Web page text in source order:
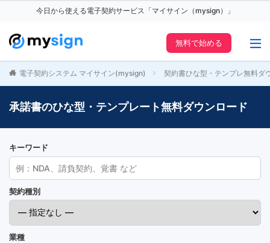
今日から使える電子契約サービス「マイサイン（mysign）」
無料で始める
電子契約システム マイサイン(mysign) 契約書ひな型・テンプレ無料ダ
承諾書のひな型・テンプレート無料ダウンロード
キーワード
契約種別
業種